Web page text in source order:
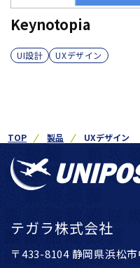
Keynotopia
UI設計 UXデザイン
TOP 製品 UXデザイン
テガラ株式会社
〒433-8104 静岡県浜松